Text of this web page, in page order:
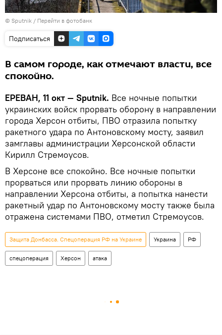
© Sputnik / Перейти в фотобанк
Подписаться
В самом городе, как отмечают власти, все
спокойно.
ЕРЕВАН, 11 окт — Sputnik. Все ночные попытки
украинских войск прорвать оборону в направлении
города Херсон отбиты, ПВО отразила попытку
ракетного удара по Антоновскому мосту, заявил
замглавы администрации Херсонской области
Кирилл Стремоусов.
В Херсоне все спокойно. Все ночные попытки
прорваться или прорвать линию обороны в
направлении Херсона отбиты, а попытка нанести
ракетный удар по Антоновскому мосту также была
отражена системами ПВО, отметил Стремоусов.
Защита Донбасса. Спецоперация РФ на Украине Украина РФ
спецоперация Херсон атака